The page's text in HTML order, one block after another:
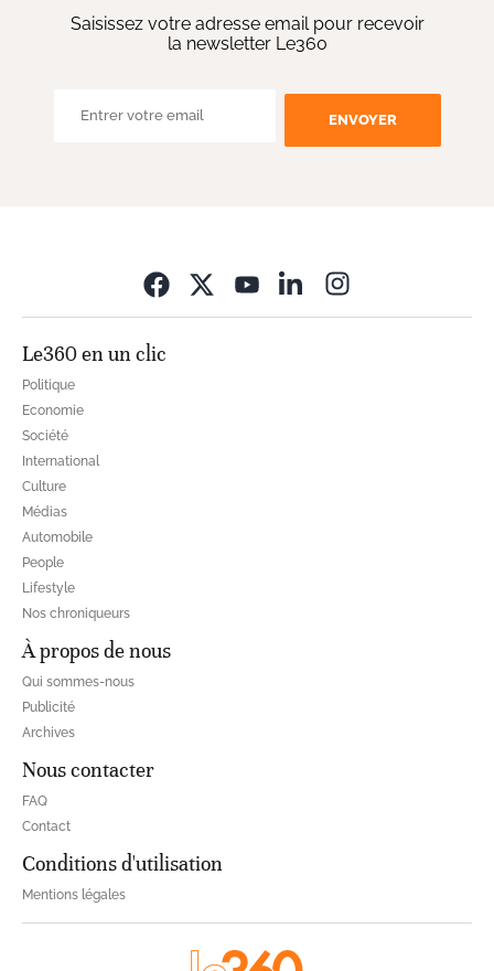
Saisissez votre adresse email pour recevoir
la newsletter Le360
ENVOYER
Le360 en un clic
Politique
Economie
Société
International
Culture
Médias
Automobile
People
Lifestyle
Nos chroniqueurs
À propos de nous
Qui sommes-nous
Publicité
Archives
Nous contacter
FAQ
Contact
Conditions d'utilisation
Mentions légales